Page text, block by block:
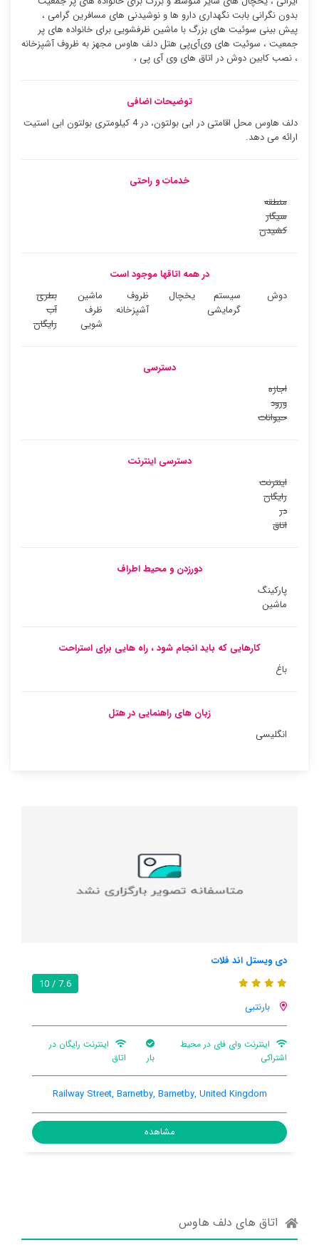
بدون نگرانی بابت نگهداری دارو ها و نوشیدنی های مسافرین گرامی ،
پیش بینی سوئیت های بزرگ با ماشین ظرفشویی برای خانواده های پر
جمعیت ، سوئیت ‌های وی‌آی‌پی هتل دلف هاوس مجهز به ظروف آشپزخانه
، نصب کابین دوش در اتاق های وی آی پی ،
توضیحات اضافی
دلف هاوس محل اقامتی در ابی بولتون، در 4 کیلومتری بولتون ابی استیت
ارائه می دهد.
خدمات و راحتی
منطقه
سیگار
کشیدن
در همه اتاقها موجود است
دوش
سیستم
گرمایشی
یخچال
ظروف
آشپزخانه
ماشین
ظرف
شویی
بطری
آب
رایگان
دسترسی
اجازه
ورود
حیوانات
دسترسی اینترنت
اینترنت
رایگان
در
اتاق
دورزدن و محیط اطراف
پارکینگ
ماشین
کارهایی که باید انجام شود ، راه هایی برای استراحت
باغ
زبان های راهنمایی در هتل
انگلیسی
ترنتن هانت این
اینترنت رایگان در اتاق باغ بار
Curtis, Thornton Curtis, Thornton Curtis, United
Kingdom
اتاق های دلف هاوس